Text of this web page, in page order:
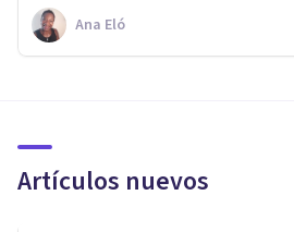
Ana Eló
Artículos nuevos